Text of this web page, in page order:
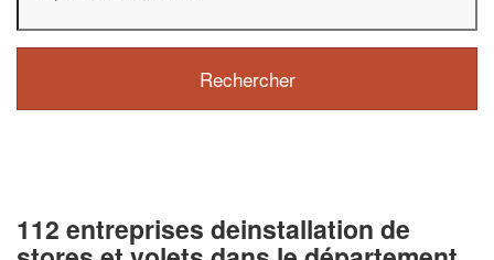
112 entreprises deinstallation de